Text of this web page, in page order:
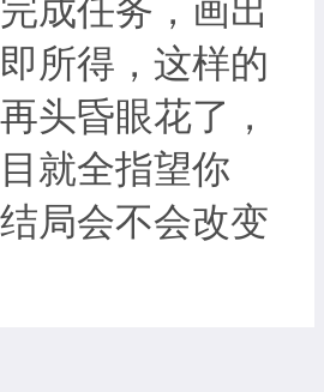
成任务，画出
所得，这样的
头昏眼花了，
就全指望你
局会不会改变